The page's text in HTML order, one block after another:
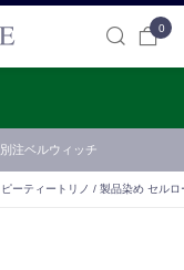
0
注ベルウィッチ
ピーティートリノ / 製品染め セル